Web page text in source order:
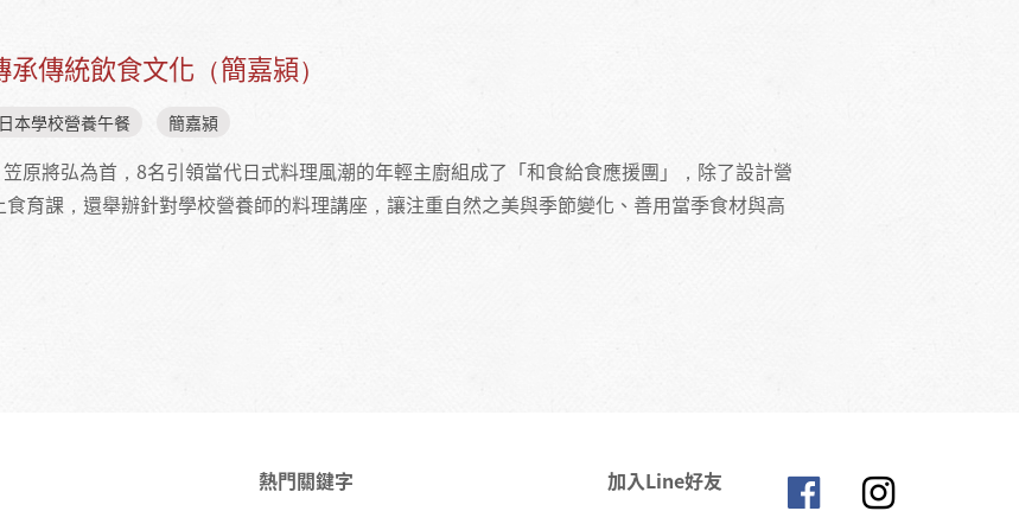
傳統飲食文化（簡嘉潁）
日本學校營養午餐 簡嘉潁
原將弘為首，8名引領當代日式料理風潮的年輕主廚組成了「和食給食應援團」，除了設計營
育課，還舉辦針對學校營養師的料理講座，讓注重自然之美與季節變化、善用當季食材與高
加入Line好友
熱門關鍵字